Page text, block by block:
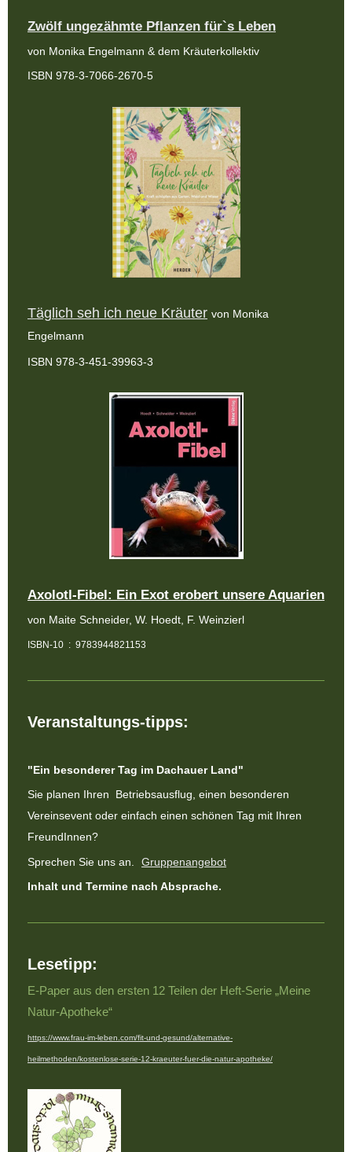
Zwölf ungezähmte Pflanzen für`s Leben
von Monika Engelmann & dem Kräuterkollektiv
ISBN 978-3-7066-2670-5
Täglich seh ich neue Kräuter von Monika
Engelmann
ISBN 978-3-451-39963-3
Axolotl-Fibel: Ein Exot erobert unsere Aquarien
von Maite Schneider, W. Hoedt, F. Weinzierl
ISBN-10 ‏ : ‎ 9783944821153
Veranstaltungs-tipps:
"Ein besonderer Tag im Dachauer Land"
Sie planen Ihren Betriebsausflug, einen besonderen
Vereinsevent oder einfach einen schönen Tag mit Ihren
FreundInnen?
Sprechen Sie uns an.
Gruppenangebot
Inhalt und Termine nach Absprache.
Lesetipp:
E-Paper aus den ersten 12 Teilen der Heft-Serie „Meine
Natur-Apotheke“
https://www.frau-im-leben.com/fit-und-gesund/alternative-
heilmethoden/kostenlose-serie-12-kraeuter-fuer-die-natur-apotheke/